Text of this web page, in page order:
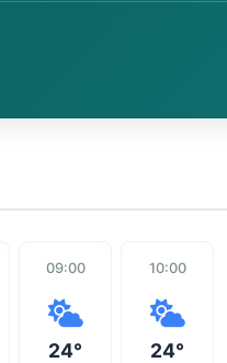
09:00
24°
10:00
24°